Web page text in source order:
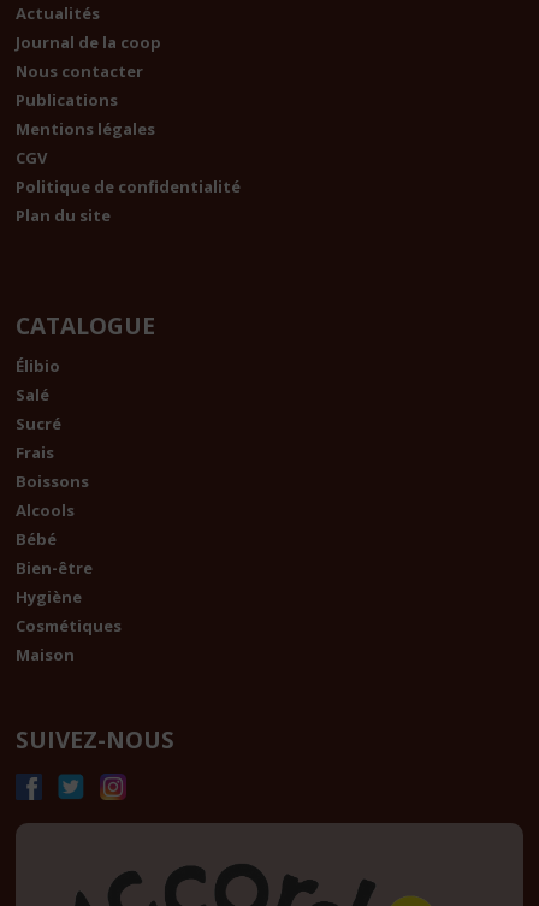
Actualités
Journal de la coop
Nous contacter
Publications
Mentions légales
CGV
Politique de confidentialité
Plan du site
CATALOGUE
Élibio
Salé
Sucré
Frais
Boissons
Alcools
Bébé
Bien-être
Hygiène
Cosmétiques
Maison
SUIVEZ-NOUS